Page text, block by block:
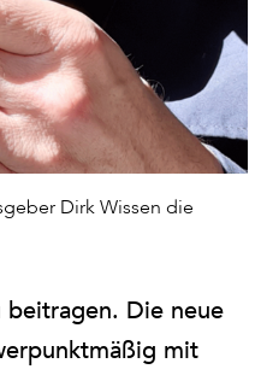
Dirk Wissen die
Die neue
mit